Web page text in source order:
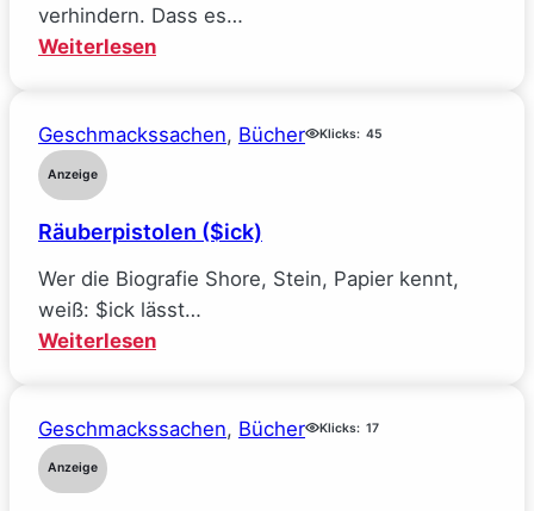
verhindern. Dass es…
Weiterlesen:
bei
wie
alle
meine
Ideale
(Sarah
Geschmackssachen, Bücher Klicks: 45
Anzeige
Räuberpistolen ($ick)
Wer die Biografie Shore, Stein, Papier kennt,
weiß: $ick lässt…
Weiterlesen:
Geschmackssachen, Bücher Klicks: 17
Anzeige